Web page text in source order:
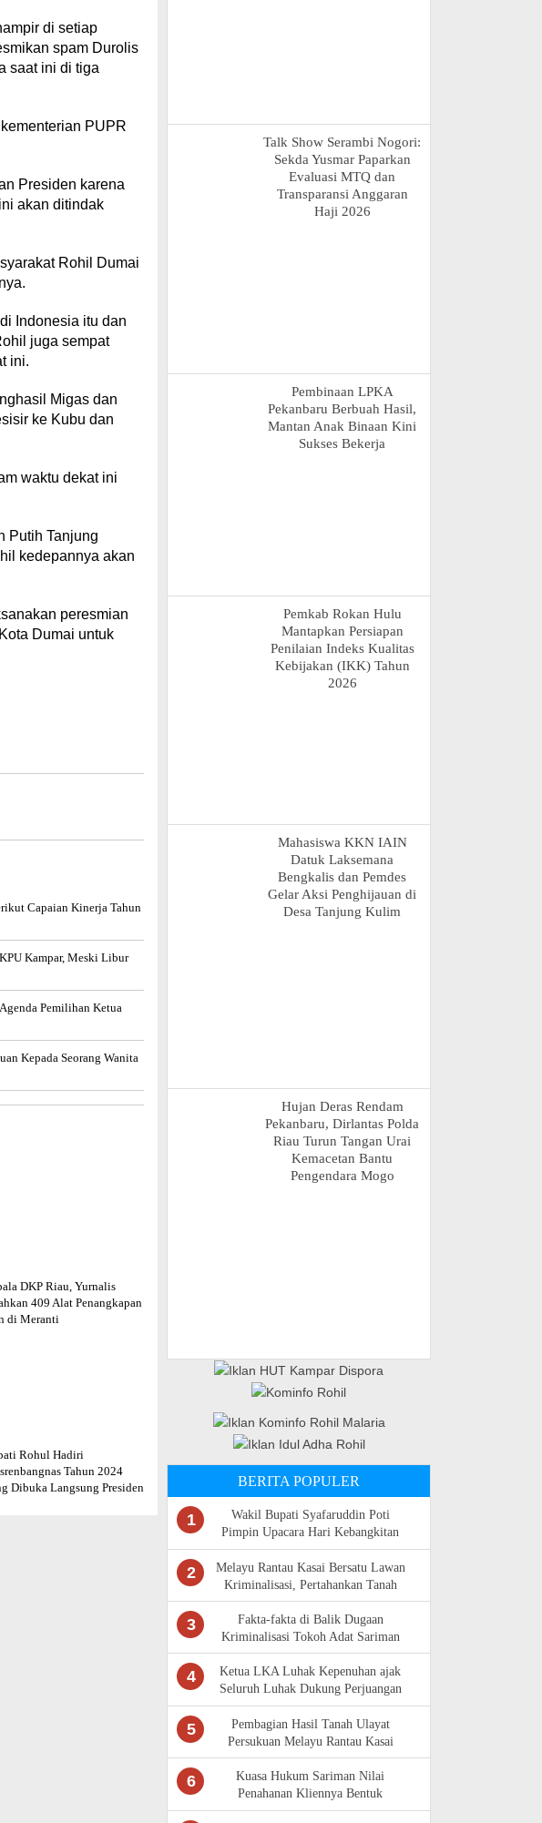
di setiap
spam Durolis
saat ini di tiga
PUPR
Presiden karena
akan ditindak
Rohil Dumai
Indonesia itu dan
juga sempat
ini.
Migas dan
ke Kubu dan
waktu dekat ini
Putih Tanjung
kedepannya akan
peresmian
Dumai untuk
Capaian Kinerja Tahun
Kampar, Meski Libur
Pemilihan Ketua
Kepada Seorang Wanita
DKP Riau, Yurnalis
409 Alat Penangkapan
di Meranti
Rohul Hadiri
Tahun 2024
Dibuka Langsung Presiden
Talk Show Serambi Nogori:
Sekda Yusmar Paparkan
Evaluasi MTQ dan
Transparansi Anggaran
Haji 2026
Pembinaan LPKA
Pekanbaru Berbuah Hasil,
Mantan Anak Binaan Kini
Sukses Bekerja
Pemkab Rokan Hulu
Mantapkan Persiapan
Penilaian Indeks Kualitas
Kebijakan (IKK) Tahun
2026
Mahasiswa KKN IAIN
Datuk Laksemana
Bengkalis dan Pemdes
Gelar Aksi Penghijauan di
Desa Tanjung Kulim
Hujan Deras Rendam
Pekanbaru, Dirlantas Polda
Riau Turun Tangan Urai
Kemacetan Bantu
Pengendara Mogo
BERITA POPULER
1
Wakil Bupati Syafaruddin Poti
Pimpin Upacara Hari Kebangkitan
Nasional Ke -118 di Rokan Hulu
2
Melayu Rantau Kasai Bersatu Lawan
Kriminalisasi, Pertahankan Tanah
Ulayat
3
Fakta-fakta di Balik Dugaan
Kriminalisasi Tokoh Adat Sariman
Siregar
4
Ketua LKA Luhak Kepenuhan ajak
Seluruh Luhak Dukung Perjuangan
Masyarakat Adat Rantau Kasai
5
Pembagian Hasil Tanah Ulayat
Persukuan Melayu Rantau Kasai
Sempat Diwarnai Kericuhan
6
Kuasa Hukum Sariman Nilai
Penahanan Kliennya Bentuk
Kriminalisasi,Bantah Isu Tunggangan